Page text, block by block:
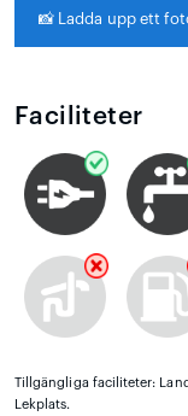
📸 Ladda upp ett
Faciliteter
Tillgängliga faciliteter:
Lekplats.